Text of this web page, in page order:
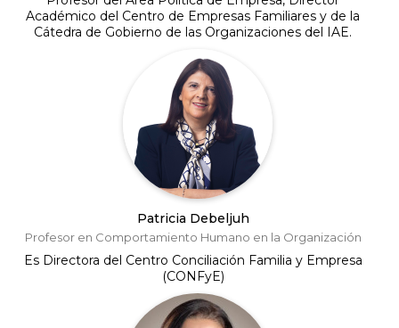
Introducción al estilo femenino de liderazgo y
poder en la familia empresaria.
¿Se valora el aporte femenino en mi familia
¿Cómo aporto en mi familia empresaria a
través de mis “ojos distintos”?
¿Cómo compatibilizo mi rol familiar con mi
involucramiento en la empresa?
¿Qué rol juega mi pareja en relación al lugar
que quiero ocupar?
intergeneracional de la familia empresaria
Académico del Centro de Empresas Familiares y de la
Cátedra de Gobierno de las Organizaciones del IAE.
Patricia Debeljuh
Profesor en Comportamiento Humano en la Organización
Es Directora del Centro Conciliación Familia y Empresa
(CONFyE)